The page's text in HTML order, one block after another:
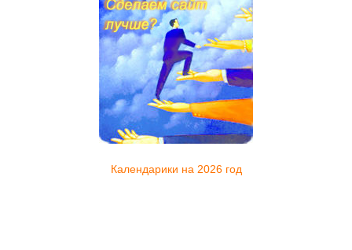
Календарики на 2026 год